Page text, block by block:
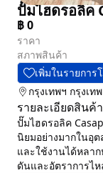
ปั๊มไฮดรอลิค
฿0
ราคา
สภาพสินค้า
เพิ่มในรายการ
กรุงเทพฯ กรุงเทพ
รายละเอียดสินค้า
ปั๊มไฮดรอลิค
นิยมอย่างมากในอุ
และใช้งานได้หลา
ดันและอัตราการไ